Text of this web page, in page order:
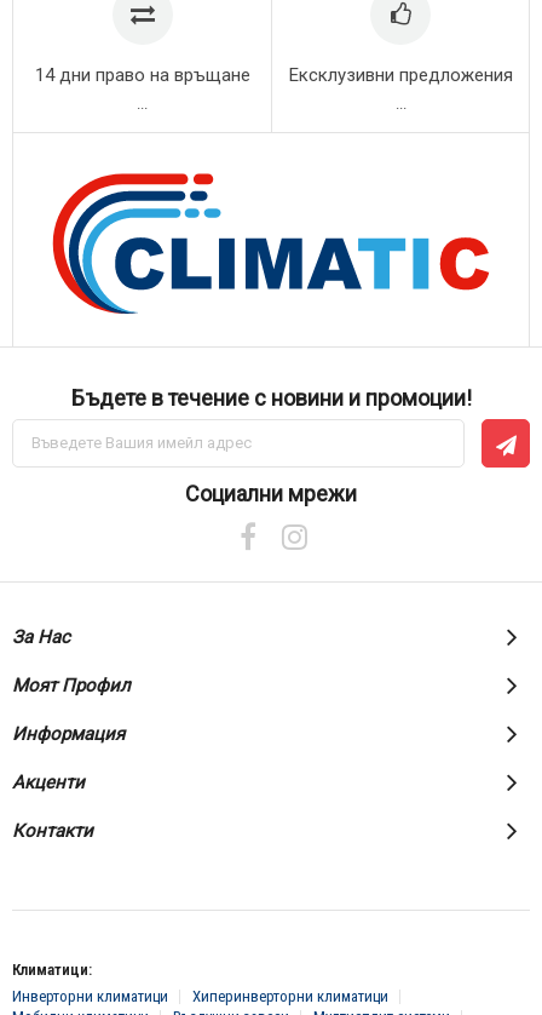
14 дни право на връщане Ексклузивни предложения
Бъдете в течение с новини и промоции!
Абонирай
за
Социални мрежи
За Нас
Моят Профил
Информация
Акценти
Контакти
Климатици:
Инверторни климатици
Хиперинверторни климатици